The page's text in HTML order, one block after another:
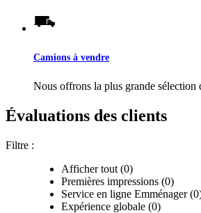
Camions à vendre
Nous offrons la plus grande sélection
Évaluations des clients
Filtre :
Afficher tout (0)
Premières impressions (0)
Service en ligne Emménager
Expérience globale (0)